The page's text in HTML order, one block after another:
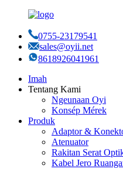
0755-23179541
sales@oyii.net
8618926041961
Imah
Tentang Kami
Ngeunaan Oyi
Konsép Mérek
Produk
Adaptor &
Atenuator
Rakitan Serat
Kabel Jero